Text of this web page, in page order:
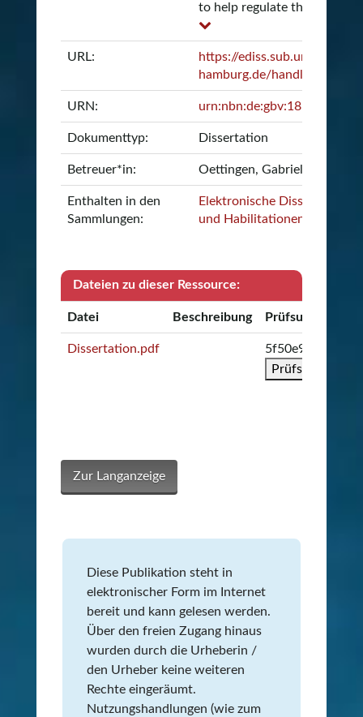
to help regulate the tend...
URL:
https://ediss.sub.uni-
hamburg.de/handle/ediss/
URN: urn:nbn:de:gbv:18-85673
Dokumenttyp: Dissertation
Betreuer*in: Oettingen, Gabriele (Prof.
Enthalten in den
Sammlungen:
Elektronische Dissertationen
und Habilitationen
Dateien zu dieser Ressource:
Datei Beschreibung Prüfsumme
Dissertation.pdf
Prüfsumme
Zur Langanzeige
Diese Publikation steht in
elektronischer Form im Internet
bereit und kann gelesen werden.
Über den freien Zugang hinaus
wurden durch die Urheberin /
den Urheber keine weiteren
Rechte eingeräumt.
Nutzungshandlungen (wie zum